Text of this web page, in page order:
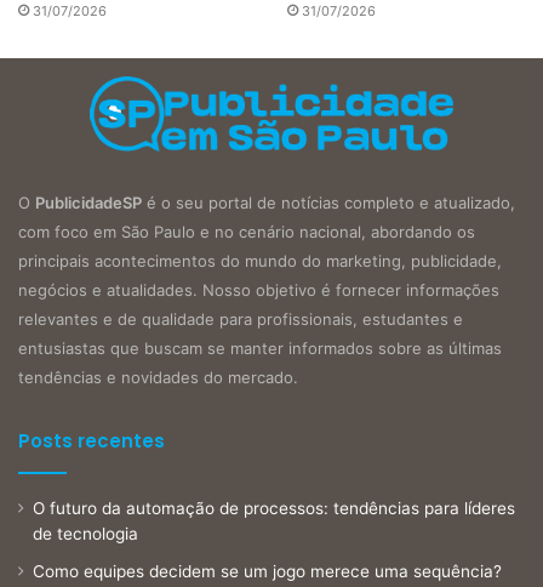
31/07/2026 31/07/2026
O PublicidadeSP é o seu portal de notícias completo e atualizado,
com foco em São Paulo e no cenário nacional, abordando os
principais acontecimentos do mundo do marketing, publicidade,
negócios e atualidades. Nosso objetivo é fornecer informações
relevantes e de qualidade para profissionais, estudantes e
entusiastas que buscam se manter informados sobre as últimas
tendências e novidades do mercado.
Posts recentes
O futuro da automação de processos: tendências para líderes
de tecnologia
Como equipes decidem se um jogo merece uma sequência?